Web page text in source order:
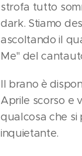
strofa tutto
dark. Stiamo
ascoltando il
Me" del
Il brano è
Aprile scorso e
qualcosa che si
inquietante.